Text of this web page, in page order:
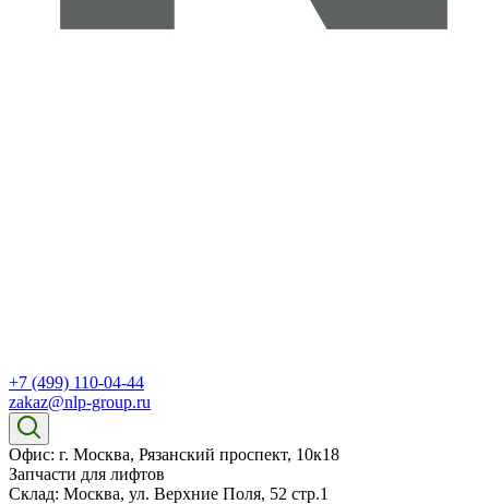
+7 (499) 110-04-44
zakaz@nlp-group.ru
Офис: г. Москва, Рязанский проспект, 10к18
Запчасти для лифтов
Склад: Москва, ул. Верхние Поля, 52 стр.1